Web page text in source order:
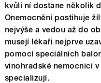
kvůli ní dostane několik
Onemocnění postihuje
nejvýše a vedou až do
musejí lékaři nejprve
pomocí speciálních
vinohradské nemocnici
specializují.